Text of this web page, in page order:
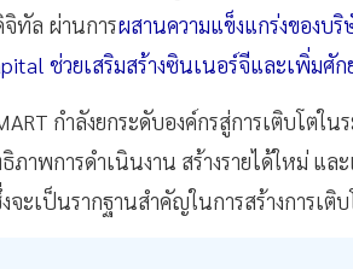
ทัล ผ่านการผสานความแข็งแกร่งของบ
ช่วยเสริมสร้างซินเนอร์จีและเพิ่มศั
กำลังยกระดับองค์กรสู่การเติบโตใน
ภาพการดำเนินงาน สร้างรายได้ใหม่ แ
จะเป็นรากฐานสำคัญในการสร้างการเติ